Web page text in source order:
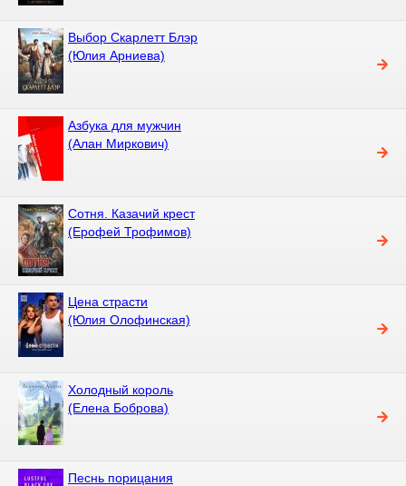
Выбор Скарлетт Блэр
(Юлия Арниева)
Азбука для мужчин
(Алан Миркович)
Сотня. Казачий крест
(Ерофей Трофимов)
Цена страсти
(Юлия Олофинская)
Холодный король
(Елена Боброва)
Песнь порицания